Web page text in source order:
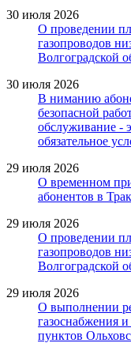
30 июля 2026
О проведении
газопроводов
Волгоградской
30 июля 2026
В ниманию
безопасной
обслуживание -
обязательное
29 июля 2026
О временном
абонентов в
29 июля 2026
О проведении
газопроводов
Волгоградской
29 июля 2026
О выполнении
газоснабжения
пунктов